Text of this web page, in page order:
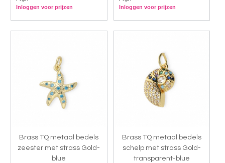
Inloggen voor prijzen
Inloggen voor prijzen
Brass TQ metaal bedels
zeester met strass Gold-
blue
Brass TQ metaal bedels
schelp met strass Gold-
transparent-blue